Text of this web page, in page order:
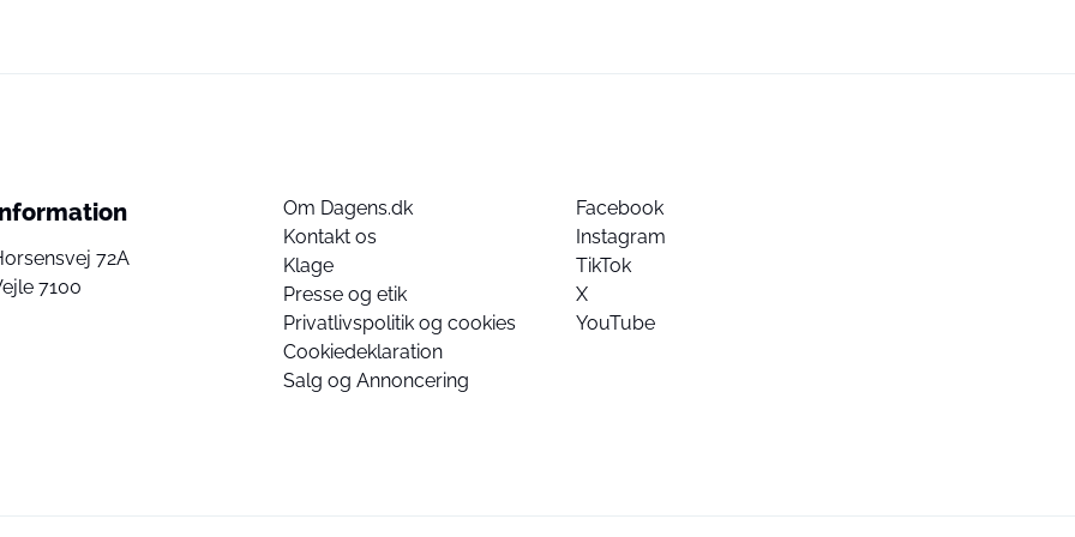
72A
7100
Om Dagens.dk
Kontakt os
Klage
Presse og etik
Privatlivspolitik og cookies
Cookiedeklaration
Salg og Annoncering
Facebook
Instagram
TikTok
X
YouTube